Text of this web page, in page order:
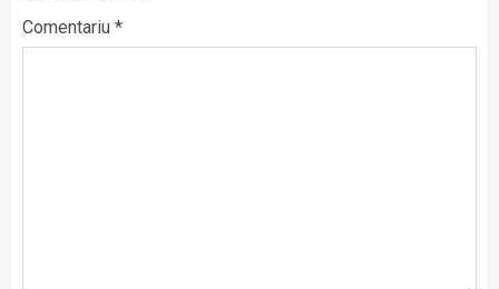
Comentariu *